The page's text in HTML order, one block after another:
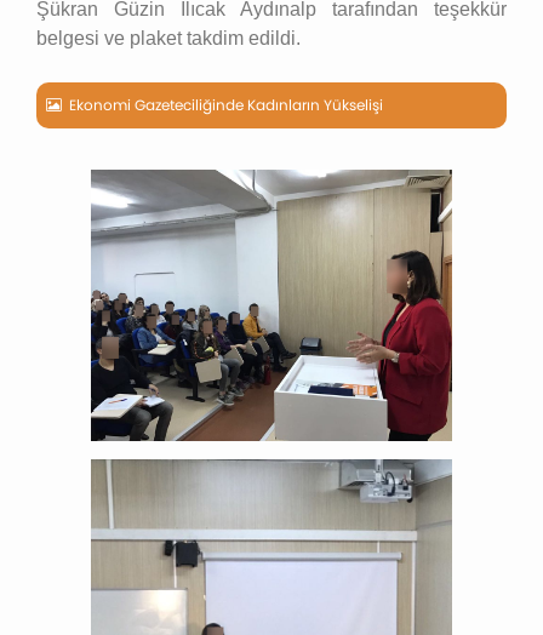
Şükran Güzin Ilıcak Aydınalp tarafından teşekkür
belgesi ve plaket takdim edildi.
Ekonomi Gazeteciliğinde Kadınların Yükselişi